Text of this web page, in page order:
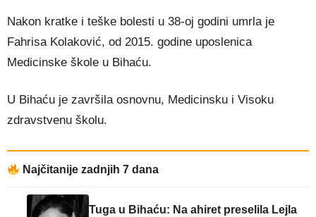
Nakon kratke i teške bolesti u 38-oj godini umrla je
Fahrisa Kolaković, od 2015. godine uposlenica
Medicinske škole u Bihaću.
U Bihaću je završila osnovnu, Medicinsku i Visoku
zdravstvenu školu.
Najčitanije zadnjih 7 dana
Tuga u Bihaću: Na ahiret preselila Lejla